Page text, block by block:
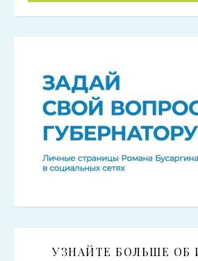
УЗНАЙТЕ БОЛЬШЕ ОБ